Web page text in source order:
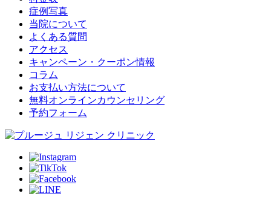
症例写真
当院について
よくある質問
アクセス
キャンペーン・クーポン情報
コラム
お支払い方法について
無料オンラインカウンセリング
予約フォーム